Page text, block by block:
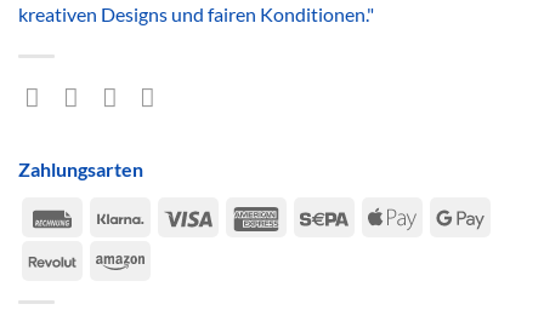
kreativen Designs und fairen Konditionen."
Zahlungsarten
Rechung
Klarna Visa
American Sepa
Apple
Google
RevolutAmazon